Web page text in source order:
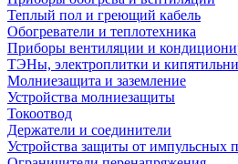
Теплый пол и греющий кабель
Обогреватели и теплотехника
Приборы вентиляции и
ТЭНы, электроплитки и
Молниезащита и заземление
Устройства молниезащиты
Токоотвод
Держатели и соединители
Устройства защиты от